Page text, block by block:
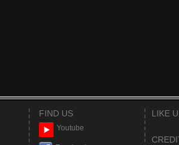
FIND US
Youtube
LIKE